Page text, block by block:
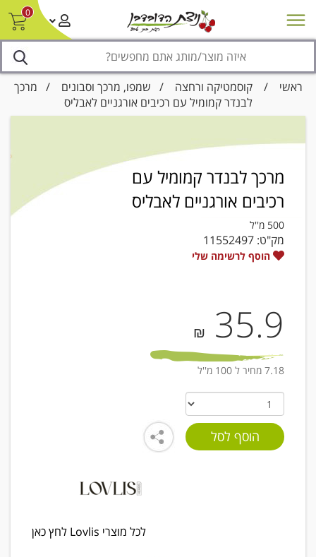
0
מבצעים סניפים צור קשר/ביטול הזמנה
ראשי /קוסמטיקה ורחצה / שמפו, מרכך וסבונים / מרכך
לבנדר קמומיל עם רכיבים אורגניים לאבליס
מרכך לבנדר קמומיל עם
רכיבים אורגניים לאבליס
500 מ''ל
מק"ט: 11552497
הוסף לרשימה שלי
35.9
₪
7.18 מחיר ל 100 מ''ל
לכל מוצרי Lovlis לחץ כאן